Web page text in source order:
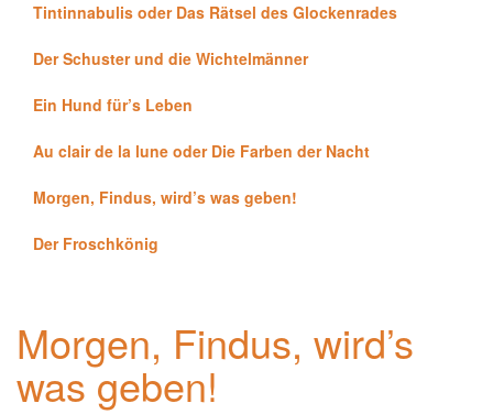
Tintinnabulis oder Das Rätsel des Glockenrades
Der Schuster und die Wichtelmänner
Ein Hund für’s Leben
Au clair de la lune oder Die Farben der Nacht
Morgen, Findus, wird’s was geben!
Der Froschkönig
Morgen, Findus, wird’s
was geben!